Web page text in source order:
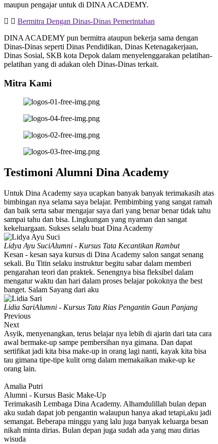
maupun pengajar untuk di DINA ACADEMY.
Bermitra Dengan Dinas-Dinas Pemerintahan
DINA ACADEMY pun bermitra ataupun bekerja sama dengan
Dinas-Dinas seperti Dinas Pendidikan, Dinas Ketenagakerjaan,
Dinas Sosial, SKB kota Depok dalam menyelenggarakan pelatihan-
pelatihan yang di adakan oleh Dinas-Dinas terkait.
Mitra Kami
Testimoni Alumni Dina Academy
Untuk Dina Academy saya ucapkan banyak banyak terimakasih atas
bimbingan nya selama saya belajar. Pembimbing yang sangat ramah
dan baik serta sabar mengajar saya dari yang benar benar tidak tahu
sampai tahu dan bisa. Lingkungan yang nyaman dan sangat
kekeluargaan. Sukses selalu buat Dina Academy
Lidya Ayu SuciAlumni - Kursus Tata Kecantikan Rambut
Kesan - kesan saya kursus di Dina Academy salon sangat senang
sekali. Bu Titin selaku instruktur begitu sabar dalam memberi
pengarahan teori dan praktek. Senengnya bisa fleksibel dalam
mengatur waktu dan hari dalam proses belajar pokoknya the best
banget. Salam Sayang dari aku
Lidia SariAlumni - Kursus Tata Rias Pengantin Gaun Panjang
Previous
Next
Asyik, menyenangkan, terus belajar nya lebih di ajarin dari tata cara
awal bermake-up sampe pembersihan nya gimana. Dan dapat
sertifikat jadi kita bisa make-up in orang lagi nanti, kayak kita bisa
tau gimana tipe-tipe kulit orng dalam memakaikan make-up ke
orang lain.
Amalia Putri
Alumni - Kursus Basic Make-Up
Terimakasih Lembaga Dina Academy. Alhamdulillah bulan depan
aku sudah dapat job pengantin walaupun hanya akad tetapi,aku jadi
semangat. Beberapa minggu yang lalu juga banyak keluarga besan
nikah minta dirias. Bulan depan juga sudah ada yang mau dirias
wisuda​